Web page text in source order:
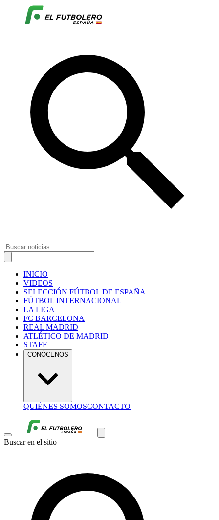
INICIO
VIDEOS
SELECCIÓN FÚTBOL DE ESPAÑA
FÚTBOL INTERNACIONAL
LA LIGA
FC BARCELONA
REAL MADRID
ATLÉTICO DE MADRID
STAFF
CONÓCENOS
QUIÉNES SOMOSCONTACTO
Buscar en el sitio